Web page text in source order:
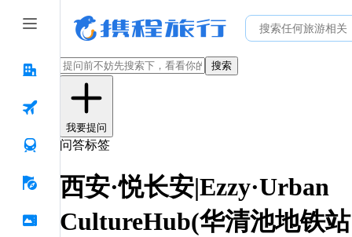
搜索
我要提问
问答标签
西安·悦长安|Ezzy·Urban
CultureHub(华清池地铁站